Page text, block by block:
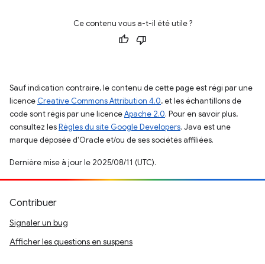
Ce contenu vous a-t-il été utile ?
Sauf indication contraire, le contenu de cette page est régi par une
licence Creative Commons Attribution 4.0, et les échantillons de
code sont régis par une licenceApache 2.0. Pour en savoir plus,
consultez lesRègles du site Google Developers. Java est une
marque déposée d'Oracle et/ou de ses sociétés affiliées.
Dernière mise à jour le 2025/08/11 (UTC).
Contribuer
Signaler un bug
Afficher les questions en suspens